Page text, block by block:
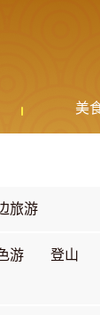
美
旅游
游 登山